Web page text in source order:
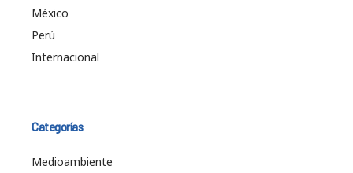
México
Perú
Internacional
Categorías
Medioambiente